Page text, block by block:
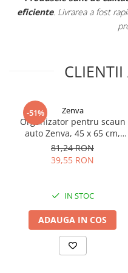
iar ambalajele erau foarte
CLIENTII
-51% Zenva
Organizator pentru scaun
auto Zenva, 45 x 65 cm,
Suport Tableta,
Impermeabil, Negru,
Protectie Scaun Auto,
81,24 RON
39,55 RON
IN STOC
ADAUGA IN COS